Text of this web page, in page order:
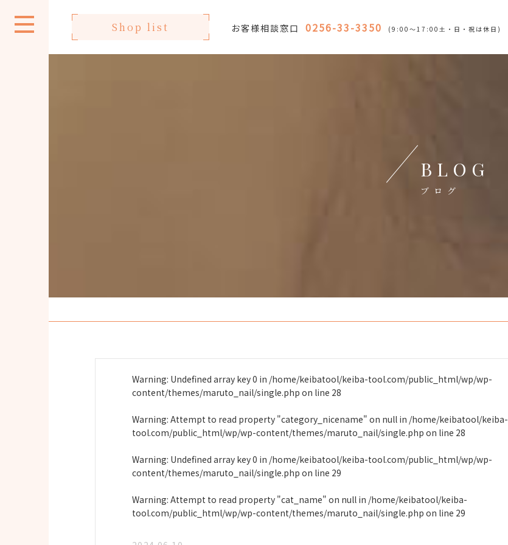
Shop list お客様相談窓口 0256-33-3350 (9:00～17:00土・日・祝は休日)
BLOG
ブログ
Warning: Undefined array key 0 in /home/keibatool/keiba-tool.com/public_html/wp/wp-
content/themes/maruto_nail/single.php on line 28
Warning: Attempt to read property "category_nicename" on null in /home/keibatool/keiba-
tool.com/public_html/wp/wp-content/themes/maruto_nail/single.php on line 28
Warning: Undefined array key 0 in /home/keibatool/keiba-tool.com/public_html/wp/wp-
content/themes/maruto_nail/single.php on line 29
Warning: Attempt to read property "cat_name" on null in /home/keibatool/keiba-
tool.com/public_html/wp/wp-content/themes/maruto_nail/single.php on line 29